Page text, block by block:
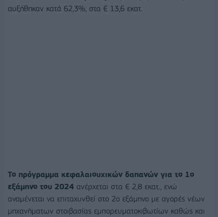
αυξήθηκαν κατά 62,3%, στα € 13,6 εκατ.
Το πρόγραμμα κεφαλαιουχικών δαπανών για το 1ο
εξάμηνο του 2024 ανέρχεται στα € 2,8 εκατ., ενώ
αναμένεται να επιταχυνθεί στο 2ο εξάμηνο με αγορές νέων
μηχανήματων στοιβασίας εμπορευματοκιβωτίων καθώς και